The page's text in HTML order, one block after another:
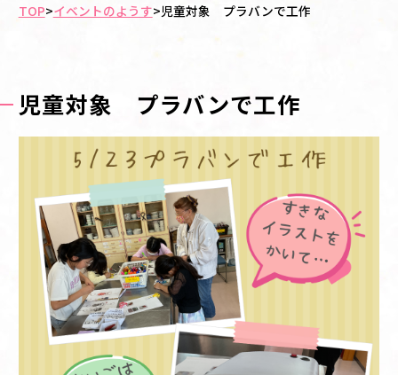
TOP>イベントのようす>児童対象 プラバンで工作
児童対象 プラバンで工作